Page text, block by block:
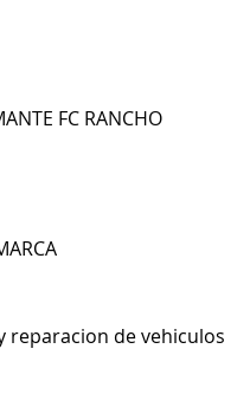
FC RANCHO
reparacion de vehiculos